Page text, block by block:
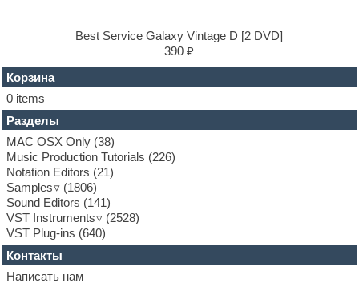
EXS24 Instruments
FL Studio
Flute
Folk samples
Fruityloops
Funk
Garritan
General MIDI kits
Guitar emulation
Guitar loops
Guitar processing and effects
Hands-up samples
Hardstyle
Heavy metal sample packs
Hip-hop
House music
Best Service Galaxy Vintage D [2 DVD]
390 ₽
Корзина
0 items
Разделы
MAC OSX Only (38)
Music Production Tutorials (226)
Notation Editors (21)
Samples
(1806)
Sound Editors (141)
VST Instruments
(2528)
VST Plug-ins (640)
Контакты
Написать нам